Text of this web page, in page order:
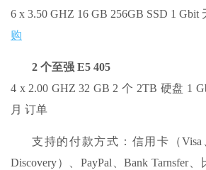
6 x 3.50 GHZ 16 GB 256GB SSD 1 Gbit
购
2 个至强 E5 405
4 x 2.00 GHZ 32 GB 2 个 2TB 硬盘 1
月 订单
支持的付款方式：信用卡（Visa
Discovery）、PayPal、Bank Tarnsfer